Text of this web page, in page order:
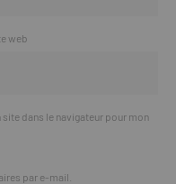
web
dans le navigateur pour mon
par e-mail.